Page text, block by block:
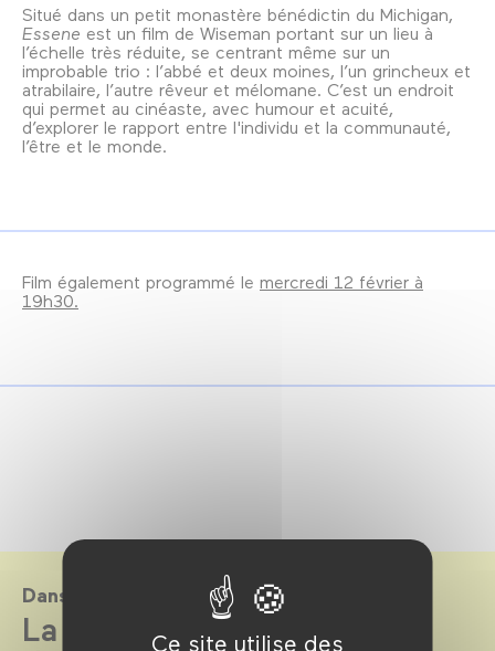
Ce site utilise des
Situé dans un petit monastère bénédictin du Michigan,
Essene est un film de Wiseman portant sur un lieu à
l’échelle très réduite, se centrant même sur un
improbable trio : l’abbé et deux moines, l’un grincheux et
atrabilaire, l’autre rêveur et mélomane. C’est un endroit
qui permet au cinéaste, avec humour et acuité,
d’explorer le rapport entre l'individu et la communauté,
l’être et le monde.
Film également programmé le mercredi 12 février à
19h30.
Dans le cadre de
La Cinémathèque du